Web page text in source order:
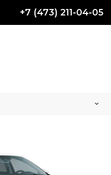
+7 (473) 211-04-05